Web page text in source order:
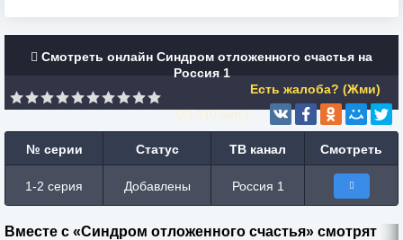
Смотреть онлайн Синдром отложенного счастья на
Россия 1
Есть жалоба? (Жми)
0/10 (0чел.)
№ серии Статус ТВ канал Смотреть
1-2 серия Добавлены Россия 1
Вместе с «Синдром отложенного счастья» смотрят